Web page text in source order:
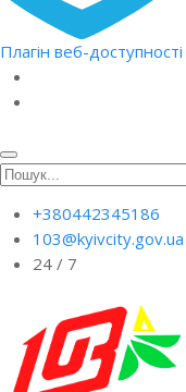
Плагін веб-доступності
+380442345186
103@kyivcity.gov.ua
24 / 7